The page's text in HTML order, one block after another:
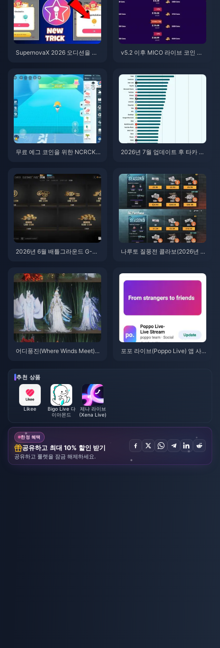
SupernovaX 2026 오디션을 위
v5.2 이후 MICO 라이브 코인 ME
무료 에그 코인을 위한 NCRCKY
2026년 7월 업데이트 후 타카 라
2026년 6월 배틀그라운드 G-CO
나루토 질풍전 콜라보(2026년 7
팩 및 안전한 충전
어디풍진(Where Winds Meet)
포포 라이브(Poppo Live) 앱 사
추천 상품
Likee
Bigo Live 다
이아몬드
제나 라이브
(Xena Live)
한정 혜택
공유하고 최대 10% 할인 받기
공유하고 룰렛을 잠금 해제하세요.